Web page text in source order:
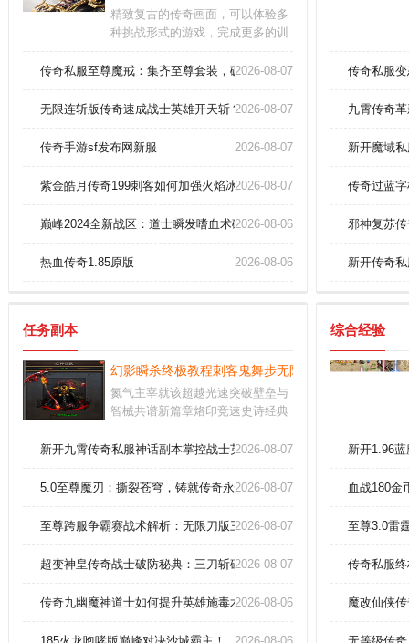
精致复古的传奇画面，可以体验多
种挑战形式的游戏，完成更多的训
法，让你们能够走在一起；每一次
意志的修行，努力提升自己。参加
验，还有轻松的挂机让无法上线时
传奇私服至尊魔戒：集齐至尊套装，碾压全服无人敌！
2026-08-07
无限连斩版传奇速成战士英雄开天斩？2026-08-07
传奇手游sf发布网新服 2026-08-07
紫金皓月传奇199刺客如何加强火焰冰！2026-08-07
巅峰2024全新战区：道士瞬发嗜血术碾压魔龙教主？
2026-08-06
热血传奇1.85原版 2026-08-06
传奇私服
九霄传奇
新开魔域
传奇过蓝
邪神复苏
新开传奇
任务副本
幻影瞬杀终极教程刺客鬼舞步无限连招秘籍！
氮气主宰就该超越光速突破壁垒与
智械共谱新篇章烙印竞速史诗经典
分钟掌控重力漂移完美校准底盘与
颠覆物理性能阈值
新开九霄传奇私服神话副本掌控战士英雄烈火剑法！
2026-08-07
5.0至尊魔刃：撕裂苍穹，铸就传奇永恒神话！
2026-08-07
至尊跨服争霸赛战术解析：无限刀版三职业如何操控法师瞬发流星火
2026-08-07
超变神皇传奇战士破防秘典：三刀斩碎英雄护体金钟的极致手法！
2026-08-07
传奇九幽魔神道士如何提升英雄施毒术威力？
2026-08-06
综合经验
新开1.96
血战180金
至尊3.0雷
传奇私服
魔改仙侠